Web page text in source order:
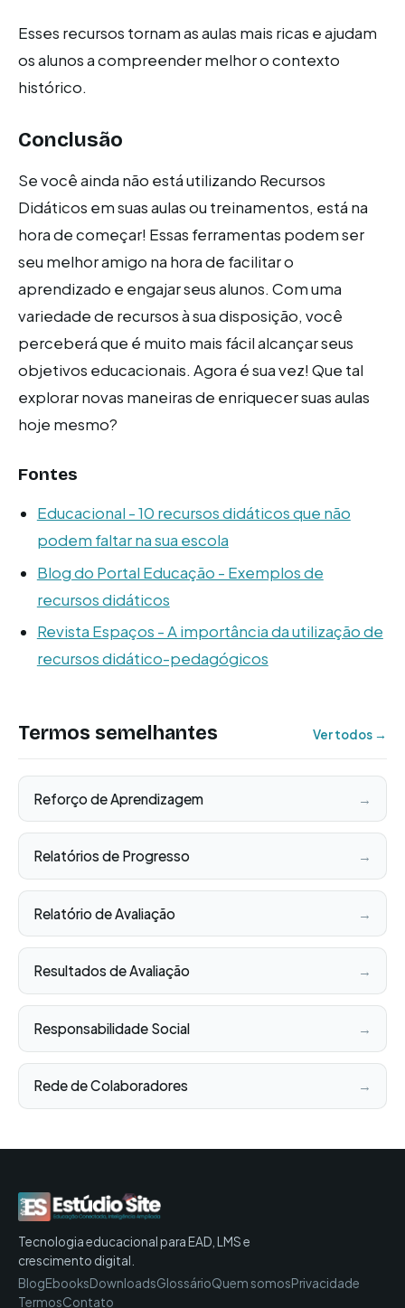
Esses recursos tornam as aulas mais ricas e ajudam
os alunos a compreender melhor o contexto
histórico.
Conclusão
Se você ainda não está utilizando Recursos
Didáticos em suas aulas ou treinamentos, está na
hora de começar! Essas ferramentas podem ser
seu melhor amigo na hora de facilitar o
aprendizado e engajar seus alunos. Com uma
variedade de recursos à sua disposição, você
perceberá que é muito mais fácil alcançar seus
objetivos educacionais. Agora é sua vez! Que tal
explorar novas maneiras de enriquecer suas aulas
hoje mesmo?
Fontes
Educacional - 10 recursos didáticos que não
podem faltar na sua escola
Blog do Portal Educação - Exemplos de
recursos didáticos
Revista Espaços - A importância da utilização de
recursos didático-pedagógicos
Termos semelhantes Ver todos →
Reforço de Aprendizagem →
Relatórios de Progresso →
Relatório de Avaliação →
Resultados de Avaliação →
Responsabilidade Social →
Rede de Colaboradores →
Tecnologia educacional para EAD, LMS e
crescimento digital.
BlogEbooksDownloadsGlossárioQuem somosPrivacidade
TermosContato